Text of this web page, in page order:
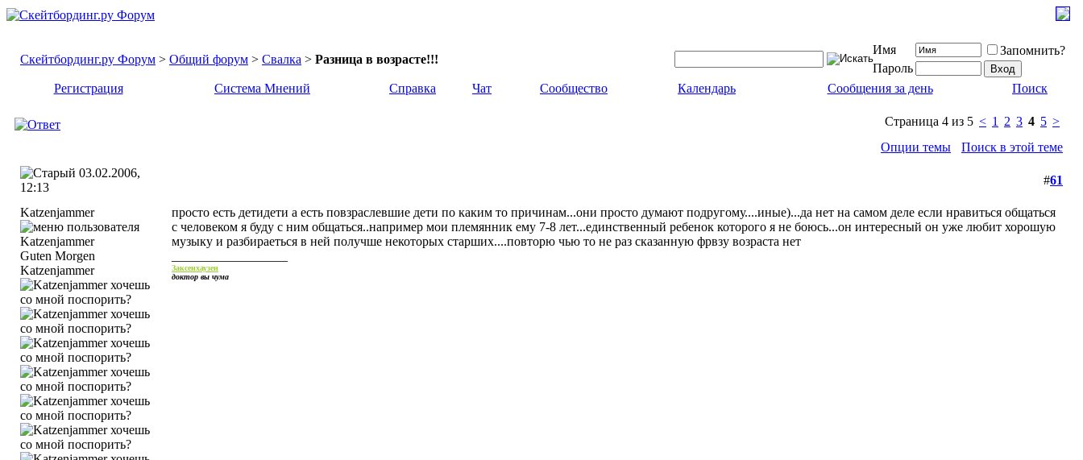
Скейтбординг.ру Форум > Общий форум > Свалка > Разница в возрасте!!!
Имя
Запомнить?
Пароль
Регистрация
Система Мнений Справка Чат Сообщество Календарь Сообщения за день Поиск
Страница 4 из 5 < 1 2 3 4 5 >
Опции темы
Поиск в этой теме
03.02.2006,
12:13
#61
Katzenjammer
Guten Morgen
Katzenjammer
просто есть детидети а есть повзраслевшие дети по каким то причинам...они просто думают подругому....иные)...да нет на самом деле если нравиться общаться
с человеком я буду с ним общаться..например мои племянник ему 7-8 лет...единственный ребенок которого я не боюсь...он интересный он уже любит хорошую
музыку и разбираеться в ней получше некоторых старших....повторю чью то не раз сказанную фрвзу возраста нет
Заксенхаузен
доктор вы чума